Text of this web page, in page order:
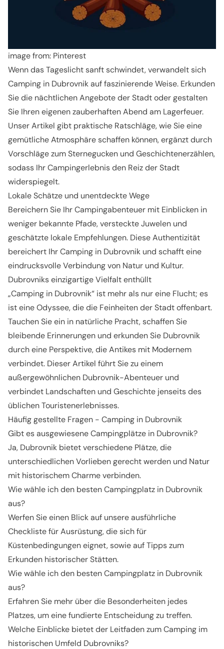
image from: Pinterest
Wenn das Tageslicht sanft schwindet, verwandelt sich
Camping in Dubrovnik auf faszinierende Weise. Erkunden
Sie die nächtlichen Angebote der Stadt oder gestalten
Sie Ihren eigenen zauberhaften Abend am Lagerfeuer.
Unser Artikel gibt praktische Ratschläge, wie Sie eine
gemütliche Atmosphäre schaffen können, ergänzt durch
Vorschläge zum Sternegucken und Geschichtenerzählen,
sodass Ihr Campingerlebnis den Reiz der Stadt
widerspiegelt.
Lokale Schätze und unentdeckte Wege
Bereichern Sie Ihr Campingabenteuer mit Einblicken in
weniger bekannte Pfade, versteckte Juwelen und
geschätzte lokale Empfehlungen. Diese Authentizität
bereichert Ihr Camping in Dubrovnik und schafft eine
eindrucksvolle Verbindung von Natur und Kultur.
Dubrovniks einzigartige Vielfalt enthüllt
„Camping in Dubrovnik“ ist mehr als nur eine Flucht; es
ist eine Odyssee, die die Feinheiten der Stadt offenbart.
Tauchen Sie ein in natürliche Pracht, schaffen Sie
bleibende Erinnerungen und erkunden Sie Dubrovnik
durch eine Perspektive, die Antikes mit Modernem
verbindet. Dieser Artikel führt Sie zu einem
außergewöhnlichen Dubrovnik-Abenteuer und
verbindet Landschaften und Geschichte jenseits des
üblichen Touristenerlebnisses.
Häufig gestellte Fragen - Camping in Dubrovnik
Gibt es ausgewiesene Campingplätze in Dubrovnik?
Ja, Dubrovnik bietet verschiedene Plätze, die
unterschiedlichen Vorlieben gerecht werden und Natur
mit historischem Charme verbinden.
Wie wähle ich den besten Campingplatz in Dubrovnik
aus?
Werfen Sie einen Blick auf unsere ausführliche
Checkliste für Ausrüstung, die sich für
Küstenbedingungen eignet, sowie auf Tipps zum
Erkunden historischer Stätten.
Wie wähle ich den besten Campingplatz in Dubrovnik
aus?
Erfahren Sie mehr über die Besonderheiten jedes
Platzes, um eine fundierte Entscheidung zu treffen.
Welche Einblicke bietet der Leitfaden zum Camping im
historischen Umfeld Dubrovniks?